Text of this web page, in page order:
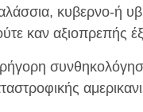
κυβερνο-ή
καν αξιοπρεπής